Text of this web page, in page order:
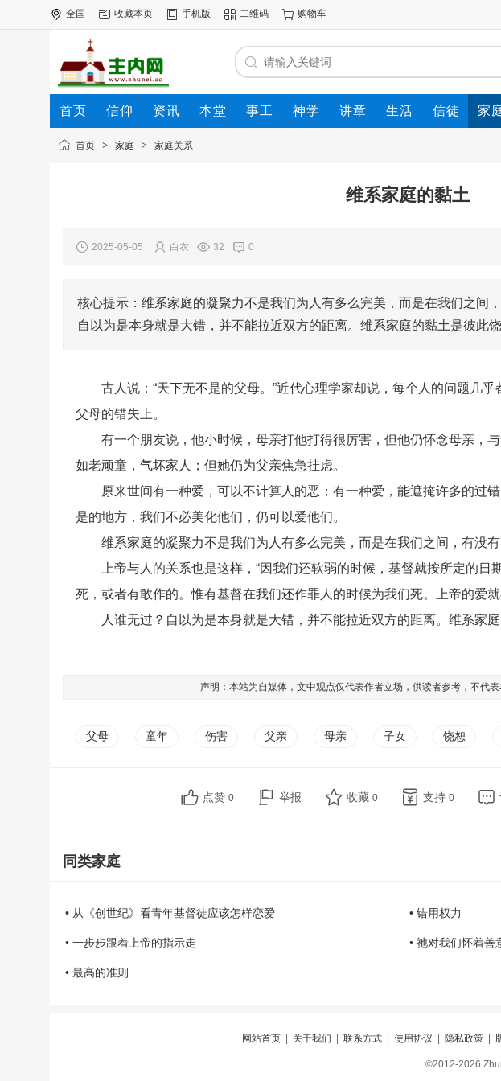
全国 收藏本页 手机版 二维码 购物车
首页 信仰 资讯 本堂 事工 神学 讲章 生活 信徒 家
公司 动态 人才
首页 > 家庭 > 家庭关系
维系家庭的黏土
2025-05-05 白衣 32 0
核心提示：维系家庭的凝聚力不是我们为人有多么完美，而是在我们之间
自以为是本身就是大错，并不能拉近双方的距离。维系家庭的黏土是彼此饶
古人说：“天下无不是的父母。”近代心理学家却说，每个人的问题几
父母的错失上。
有一个朋友说，他小时候，母亲打他打得很厉害，但他仍怀念母亲，
如老顽童，气坏家人；但她仍为父亲焦急挂虑。
原来世间有一种爱，可以不计算人的恶；有一种爱，能遮掩许多的过
是的地方，我们不必美化他们，仍可以爱他们。
维系家庭的凝聚力不是我们为人有多么完美，而是在我们之间，有没有
上帝与人的关系也是这样，“因我们还软弱的时候，基督就按所定的日
死，或者有敢作的。惟有基督在我们还作罪人的时候为我们死。上帝的爱
人谁无过？自以为是本身就是大错，并不能拉近双方的距离。维系家庭
声明：本站为自媒体，文中观点仅代表作者立场，供读者参考，不代
父母 童年 伤害 父亲 母亲 子女 饶恕
点赞 0 举报 收藏 0 支持 0
同类家庭
• 从《创世纪》看青年基督徒应该怎样恋爱 • 错用权力
• 一步步跟着上帝的指示走 • 祂对我们怀着善
• 最高的准则
网站首页 关于我们 联系方式 使用协议 隐私政策
©2012-2026